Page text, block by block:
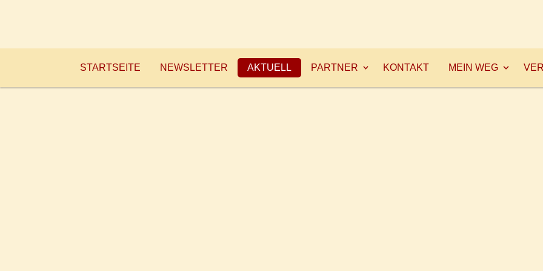
STARTSEITE NEWSLETTER AKTUELL PARTNER KONTAKT MEIN WEG